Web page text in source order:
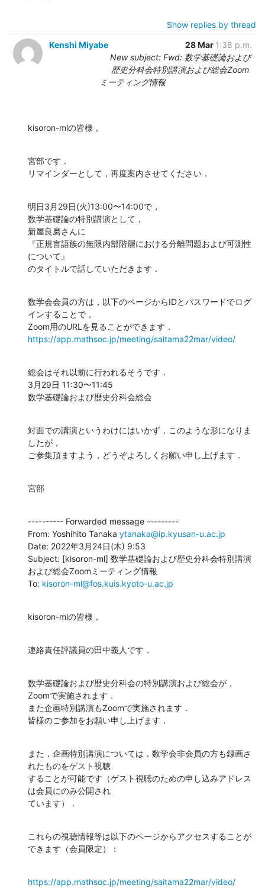
Show replies by thread
Kenshi Miyabe
28 Mar 1:38 p.m.
New subject: Fwd: 数学基礎論および
歴史分科会特別講演および総会Zoom
ミーティング情報
kisoron-mlの皆様，
宮部です．
リマインダーとして，再度案内させてください．
明日3月29日(火)13:00〜14:00で，
数学基礎論の特別講演として，
新屋良磨さんに
『正規言語族の無限内部階層における分離問題および可測性
について』
のタイトルで話していただきます．
数学会会員の方は，以下のページからIDとパスワードでログ
インすることで，
https://app.mathsoc.jp/meeting/saitama22mar/video/
総会はそれ以前に行われるそうです．
3月29日 11:30〜11:45
数学基礎論および歴史分科会総会
対面での講演というわけにはいかず，このような形になりま
したが，
ご参集頂ますよう，どうぞよろしくお願い申し上げます．
宮部
---------- Forwarded message ---------
From: Yoshihito Tanaka ytanaka@ip.kyusan-u.ac.jp
Date: 2022年3月24日(木) 9:53
Subject: [kisoron-ml] 数学基礎論および歴史分科会特別講演
および総会Zoomミーティング情報
To: kisoron-ml@fos.kuis.kyoto-u.ac.jp
kisoron-mlの皆様，
連絡責任評議員の田中義人です．
数学基礎論および歴史分科会の特別講演および総会が，
Zoomで実施されます．
また企画特別講演もZoomで実施されます．
皆様のご参加をお願い申し上げます．
また，企画特別講演については，数学会非会員の方も録画さ
れたものをゲスト視聴
することが可能です（ゲスト視聴のための申し込みアドレス
は会員にのみ公開され
ています）．
これらの視聴情報等は以下のページからアクセスすることが
できます（会員限定）：
https://app.mathsoc.jp/meeting/saitama22mar/video/